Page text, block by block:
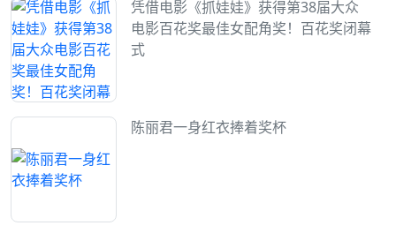
凭借电影《抓娃娃》获得第38届大众
电影百花奖最佳女配角奖！百花奖闭幕
式
陈丽君一身红衣捧着奖杯